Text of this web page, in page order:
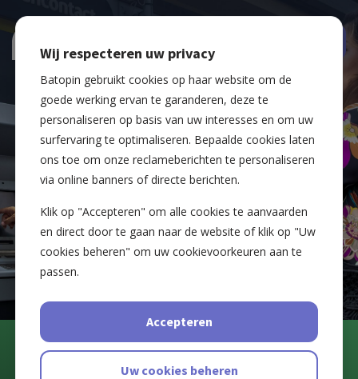
Smarter access to cash
Een nieuw netwerk van cash-automaten in België.
Wij respecteren uw privacy
Batopin gebruikt cookies op haar website om de
goede werking ervan te garanderen, deze te
personaliseren op basis van uw interesses en om uw
surfervaring te optimaliseren. Bepaalde cookies laten
ons toe om onze reclameberichten te personaliseren
via online banners of directe berichten.
Klik op "Accepteren" om alle cookies te aanvaarden
en direct door te gaan naar de website of klik op "Uw
cookies beheren" om uw cookievoorkeuren aan te
passen.
Accepteren
Uw cookies beheren